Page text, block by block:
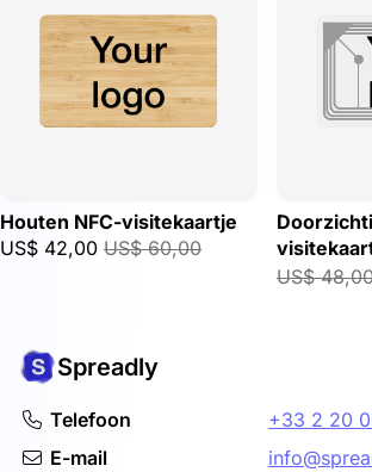
Houten NFC-visitekaartje
US$ 42,00 US$ 60,00
US$
Spreadly
Telefoon
+33 2 20
E-mail